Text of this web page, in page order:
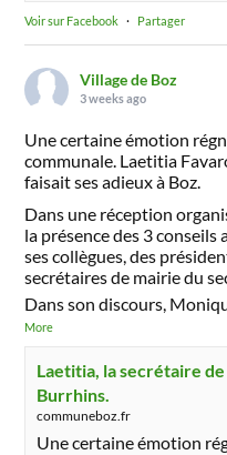
Voir sur Facebook · Partager
Village de Boz
3 weeks ago
Une certaine émotion
communale. Laetitia
faisait ses adieux à Boz.
Dans une réception
la présence des 3 conseils
ses collègues, des
secrétaires de mairie du
Dans son discours,
More
Laetitia, la secrétaire
Burrhins.
communeboz.fr
Une certaine émotion